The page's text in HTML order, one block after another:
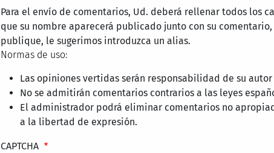
Para el envío de comentarios, Ud. deberá rellenar todos los
que su nombre aparecerá publicado junto con su
publique, le sugerimos introduzca un alias.
Normas de uso:
Las opiniones vertidas serán responsabilidad de su
No se admitirán comentarios contrarios a las leyes
El administrador podrá eliminar comentarios no
a la libertad de expresión.
CAPTCHA